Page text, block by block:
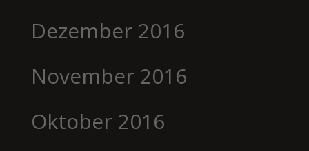
Dezember 2016
November 2016
Oktober 2016